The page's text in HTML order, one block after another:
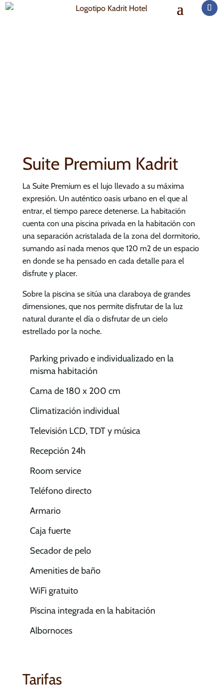
Suite Premium Kadrit
La Suite Premium es el lujo llevado a su máxima
expresión. Un auténtico oasis urbano en el que al
entrar, el tiempo parece detenerse. La habitación
cuenta con una piscina privada en la habitación con
una separación acristalada de la zona del dormitorio,
sumando así nada menos que 120 m2 de un espacio
en donde se ha pensado en cada detalle para el
disfrute y placer.
Sobre la piscina se sitúa una claraboya de grandes
dimensiones, que nos permite disfrutar de la luz
natural durante el día o disfrutar de un cielo
estrellado por la noche.
Parking privado e individualizado en la
misma habitación
Cama de 180 x 200 cm
Climatización individual
Televisión LCD, TDT y música
Recepción 24h
Room service
Teléfono directo
Armario
Caja fuerte
Secador de pelo
Amenities de baño
WiFi gratuito
Piscina integrada en la habitación
Albornoces
Tarifas